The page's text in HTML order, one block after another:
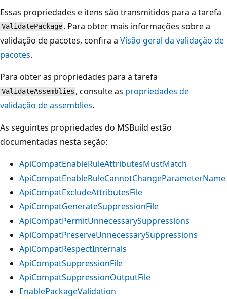
Essas propriedades e itens são transmitidos para a tarefa
ValidatePackage . Para obter mais informações sobre a
validação de pacotes, confira a Visão geral da validação de
pacotes.
Para obter as propriedades para a tarefa
ValidateAssemblies , consulte as propriedades de
validação de assemblies.
As seguintes propriedades do MSBuild estão
documentadas nesta seção:
ApiCompatEnableRuleAttributesMustMatch
ApiCompatEnableRuleCannotChangeParameterName
ApiCompatExcludeAttributesFile
ApiCompatGenerateSuppressionFile
ApiCompatPermitUnnecessarySuppressions
ApiCompatPreserveUnnecessarySuppressions
ApiCompatRespectInternals
ApiCompatSuppressionFile
ApiCompatSuppressionOutputFile
EnablePackageValidation